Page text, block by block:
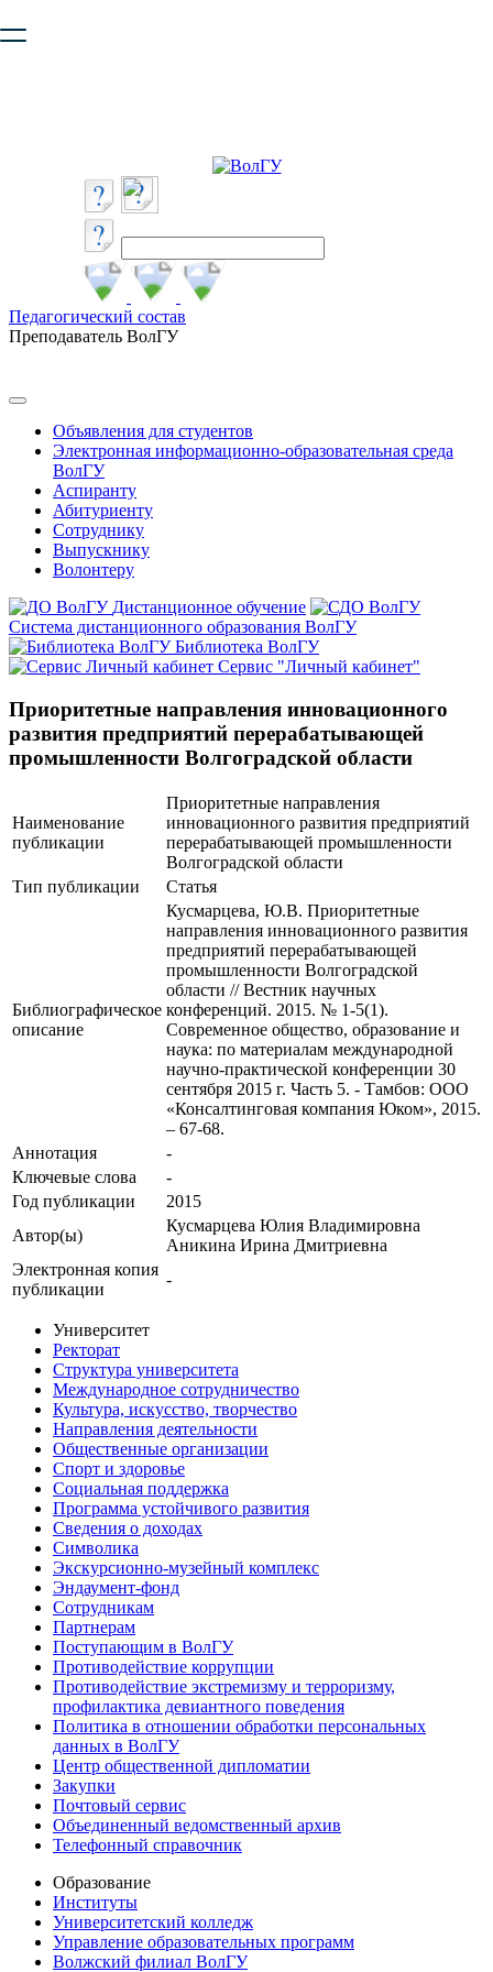
безопасную работу с сайтом. Пожалуйста
Педагогический состав
Преподаватель ВолГУ
Объявления для студентов
Электронная информационно-образовательная среда
ВолГУ
Аспиранту
Абитуриенту
Сотруднику
Выпускнику
Волонтеру
Дистанционное обучение
Система дистанционного образования ВолГУ
Библиотека ВолГУ
Сервис "Личный кабинет"
Приоритетные направления инновационного
развития предприятий перерабатывающей
промышленности Волгоградской области
Наименование
публикации
Приоритетные направления
инновационного развития предприятий
перерабатывающей промышленности
Волгоградской области
Тип публикации
Статья
Библиографическое
описание
Кусмарцева, Ю.В. Приоритетные
направления инновационного развития
предприятий перерабатывающей
промышленности Волгоградской
области // Вестник научных
конференций. 2015. № 1-5(1).
Современное общество, образование и
наука: по материалам международной
научно-практической конференции 30
сентября 2015 г. Часть 5. - Тамбов: ООО
«Консалтинговая компания Юком», 2015.
– 67-68.
Аннотация
-
Ключевые cлова
-
Год публикации
2015
Автор(ы)
Кусмарцева Юлия Владимировна
Аникина Ирина Дмитриевна
Электронная копия
публикации
-
Университет
Ректорат
Структура университета
Международное сотрудничество
Культура, искусство, творчество
Направления деятельности
Общественные организации
Спорт и здоровье
Социальная поддержка
Программа устойчивого развития
Сведения о доходах
Символика
Экскурсионно-музейный комплекс
Эндаумент-фонд
Сотрудникам
Партнерам
Поступающим в ВолГУ
Противодействие коррупции
Противодействие экстремизму и терроризму,
профилактика девиантного поведения
Политика в отношении обработки персональных
данных в ВолГУ
Центр общественной дипломатии
Закупки
Почтовый сервис
Объединенный ведомственный архив
Телефонный справочник
Образование
Институты
Университетский колледж
Управление образовательных программ
Волжский филиал ВолГУ